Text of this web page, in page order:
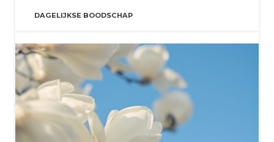
DAGELIJKSE BOODSCHAP